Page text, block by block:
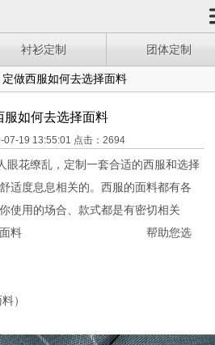
衬衫定制 团体定制
做西服如何去选择面料
服如何去选择面料
07-19 13:55:01 点击：2694
眼花缭乱，定制一套合适的西服和选择
适度息息相关的。西服的面料都有各
使用的场合、款式都是有密切相关
料LESSMORE多少定制 帮助您选
）